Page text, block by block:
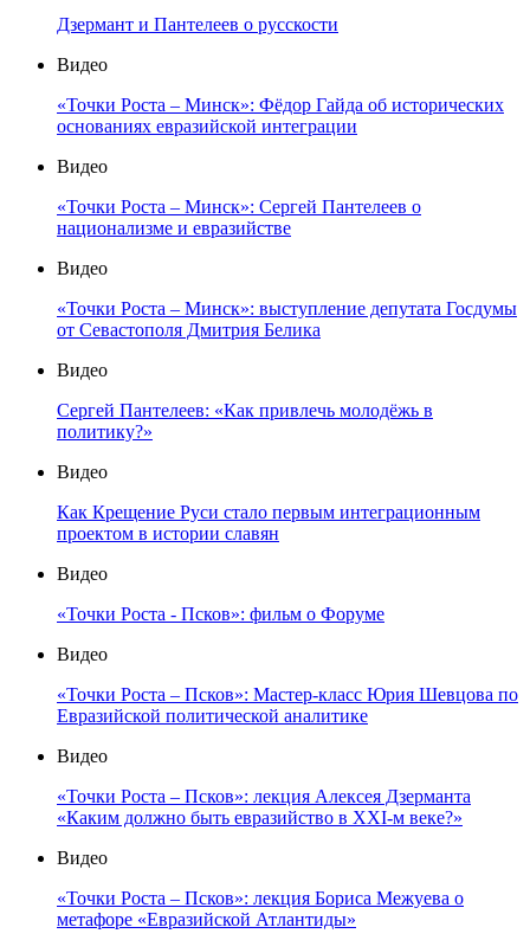
Дзермант и Пантелеев о русскости
Видео
«Точки Роста – Минск»: Фёдор Гайда об исторических
основаниях евразийской интеграции
Видео
«Точки Роста – Минск»: Сергей Пантелеев о
национализме и евразийстве
Видео
«Точки Роста – Минск»: выступление депутата Госдумы
от Севастополя Дмитрия Белика
Видео
Сергей Пантелеев: «Как привлечь молодёжь в
политику?»
Видео
Как Крещение Руси стало первым интеграционным
проектом в истории славян
Видео
«Точки Роста - Псков»: фильм о Форуме
Видео
«Точки Роста – Псков»: Мастер-класс Юрия Шевцова по
Евразийской политической аналитике
Видео
«Точки Роста – Псков»: лекция Алексея Дзерманта
«Каким должно быть евразийство в XXI-м веке?»
Видео
«Точки Роста – Псков»: лекция Бориса Межуева о
метафоре «Евразийской Атлантиды»